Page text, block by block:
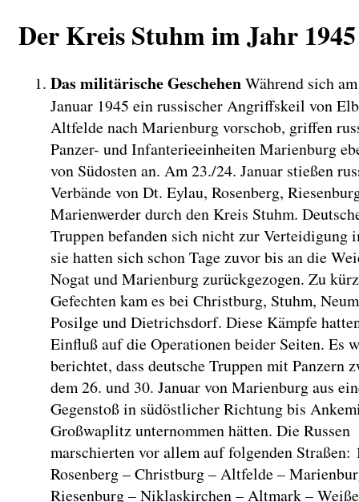
Der Kreis Stuhm im Jahr 1945
Das militärische GeschehenWährend sich
Januar 1945 ein russischer Angriffskeil von
Altfelde nach Marienburg vorschob, griffen
Panzer- und Infanterieeinheiten Marienburg
von Südosten an. Am 23./24. Januar stießen
Verbände von Dt. Eylau, Rosenberg,
Marienwerder durch den Kreis Stuhm.
Truppen befanden sich nicht zur Verteidigung
sie hatten sich schon Tage zuvor bis an die
Nogat und Marienburg zurückgezogen. Zu
Gefechten kam es bei Christburg, Stuhm,
Posilge und Dietrichsdorf. Diese Kämpfe
Einfluß auf die Operationen beider Seiten. Es
berichtet, dass deutsche Truppen mit Panzern
dem 26. und 30. Januar von Marienburg aus
Gegenstoß in südöstlicher Richtung bis
Großwaplitz unternommen hätten. Die Russen
marschierten vor allem auf folgenden Straßen:
Rosenberg – Christburg – Altfelde –
Riesenburg – Niklaskirchen – Altmark –